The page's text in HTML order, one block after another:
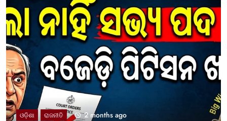
UNCATEGORIZED 2 months ago